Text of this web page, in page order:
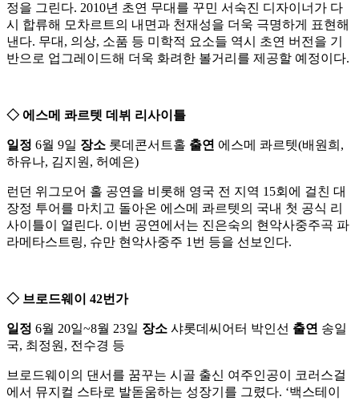
정을 그린다. 2010년 초연 무대를 꾸민 서숙진 디자이너가 다
시 합류해 모차르트의 내면과 천재성을 더욱 극명하게 표현해
낸다. 무대, 의상, 소품 등 미학적 요소들 역시 초연 버전을 기
반으로 업그레이드해 더욱 화려한 볼거리를 제공할 예정이다.
◇ 에스메 콰르텟 데뷔 리사이틀
일정 6월 9일 장소 롯데콘서트홀 출연 에스메 콰르텟(배원희,
하유나, 김지원, 허예은)
런던 위그모어 홀 공연을 비롯해 영국 전 지역 15회에 걸친 대
장정 투어를 마치고 돌아온 에스메 콰르텟의 국내 첫 공식 리
사이틀이 열린다. 이번 공연에서는 진은숙의 현악사중주곡 파
라메타스트링, 슈만 현악사중주 1번 등을 선보인다.
◇ 브로드웨이 42번가
일정 6월 20일~8월 23일 장소 샤롯데씨어터 박인선 출연 송일
국, 최정원, 전수경 등
브로드웨이의 댄서를 꿈꾸는 시골 출신 여주인공이 코러스걸
에서 뮤지컬 스타로 발돋움하는 성장기를 그렸다. ‘백스테이